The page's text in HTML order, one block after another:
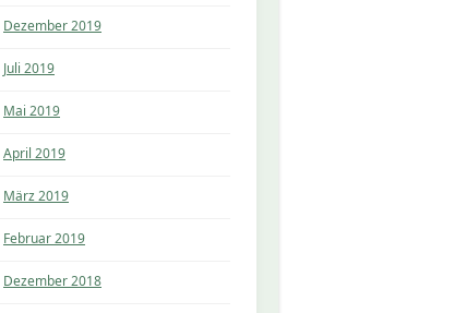
Dezember 2019
Juli 2019
Mai 2019
April 2019
März 2019
Februar 2019
Dezember 2018